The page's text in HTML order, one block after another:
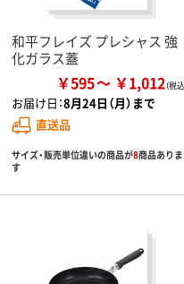
和平フレイズ プレシャス 強
化ガラス蓋
￥595 ￥1,012
お届け日：8月24日（月）まで
直送品
サイズ・販売単位違いの商品が8商品ありま
す